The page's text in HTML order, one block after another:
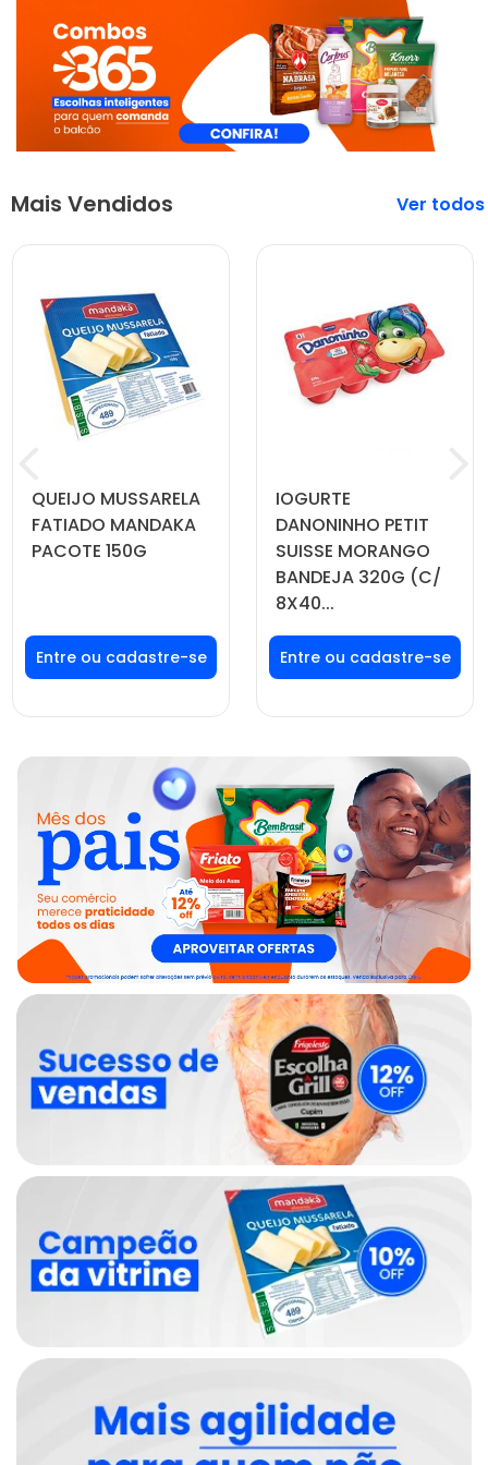
Mais Vendidos
QUEIJO MUSSARELA
FATIADO MANDAKA
PACOTE 150G
Faça seu login ou
cadastre-se para
ver preços e
IOGURTE
DANONINHO PETIT
SUISSE MORANGO
BANDEJA 320G (C/
8X40...
Faça seu login ou
cadastre-se para
ver preços e